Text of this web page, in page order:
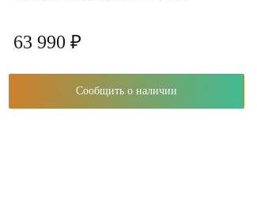
63 990 ₽
Сообщить о наличии